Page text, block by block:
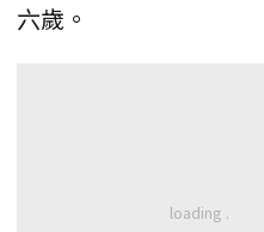
六歲。